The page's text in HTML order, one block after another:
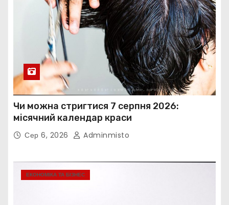
Чи можна стригтися 7 серпня 2026:
місячний календар краси
Сер 6, 2026 Adminmisto
ЕКОНОМІКА ТА БІЗНЕС